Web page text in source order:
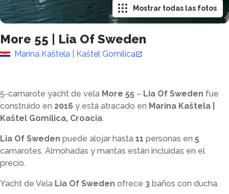
More 55 Lia Of Sweden
Marina Kaštela | Kaštel Gomilica
Mostrar todas las fotos
5-camarote yacht de vela More 55 – Lia Of Sweden fue
construido en 2016 y está atracado en Marina Kaštela |
Kaštel Gomilica, Croacia.
Lia Of Sweden puede alojar hasta 11 personas en 5
camarotes. Almohadas y mantas están incluidas en el
precio.
Yacht de Vela Lia Of Sweden ofrece 3 baños con ducha.